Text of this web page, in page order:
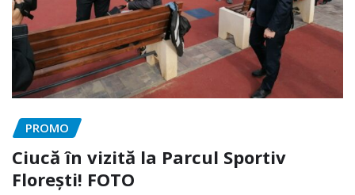
PROMO
Ciucă în vizită la Parcul Sportiv
Florești! FOTO